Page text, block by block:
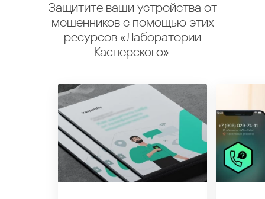
Защитите ваши устройства от
мошенников с помощью этих
ресурсов «Лаборатории
Касперского».